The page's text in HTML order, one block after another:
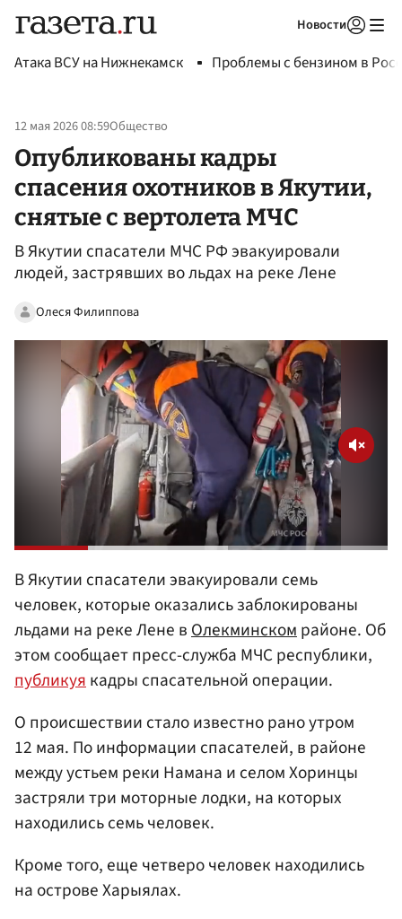
Новости
Атака ВСУ на Нижнекамск Проблемы с бензином в
12 мая 2026 08:59Общество
Опубликованы кадры
спасения охотников в Якутии,
снятые с вертолета МЧС
В Якутии спасатели МЧС РФ эвакуировали
людей, застрявших во льдах на реке Лене
Олеся Филиппова
В Якутии спасатели эвакуировали семь
человек, которые оказались заблокированы
льдами на реке Лене вОлекминскомрайоне. Об
этом сообщает пресс-служба МЧС республики,
публикуякадры спасательной операции.
О происшествии стало известно рано утром
12 мая. По информации спасателей, в районе
между устьем реки Намана и селом Хоринцы
застряли три моторные лодки, на которых
находились семь человек.
Кроме того, еще четверо человек находились
на острове Харыялах.